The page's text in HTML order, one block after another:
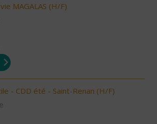
MAGALAS (H/F)
- CDD été - Saint-Renan (H/F)